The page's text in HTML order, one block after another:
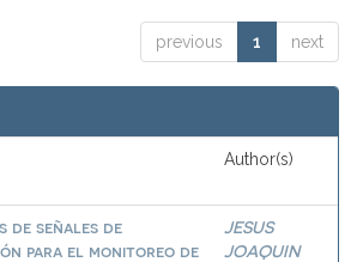
previous 1 next
Author(s)
de señales de
para el monitoreo de
JESUS
JOAQUIN